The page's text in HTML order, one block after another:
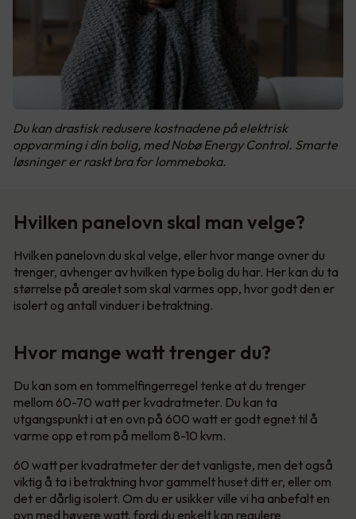
Du kan drastisk redusere kostnadene på elektrisk
oppvarming i din bolig, med Nobø Energy Control. Smarte
løsninger er raskt bra for lommeboka.
Hvilken panelovn skal man velge?
Hvilken panelovn du skal velge, eller hvor mange ovner du
trenger, avhenger av hvilken type bolig du har. Her kan du ta
størrelse på arealet som skal varmes opp, hvor godt den er
isolert og antall vinduer i betraktning.
Hvor mange watt trenger du?
Du kan som en tommelfingerregel tenke at du trenger
mellom 60-70 watt per kvadratmeter. Du kan ta
utgangspunkt i at en ovn på 600 watt er godt egnet til å
varme opp et rom på mellom 8-10 kvm.
60 watt per kvadratmeter der det vanligste, men det også
viktig å ta i betraktning hvor gammelt huset ditt er, eller om
det er dårlig isolert. Om du er usikker ville vi ha anbefalt en
ovn med høyere watt, fordi du enkelt kan regulere